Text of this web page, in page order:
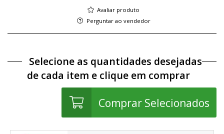
Avaliar produto
Perguntar ao vendedor
Selecione as quantidades desejadas
de cada item e clique em comprar
Comprar Selecionados